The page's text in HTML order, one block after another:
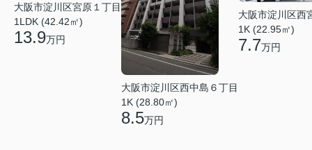
大阪市淀川区宮原１丁目
1LDK (42.42㎡)
13.9万円
大阪市淀川区西中島６丁目
1K (28.80㎡)
8.5万円
大阪市淀川区西
1K (22.95㎡)
7.7万円